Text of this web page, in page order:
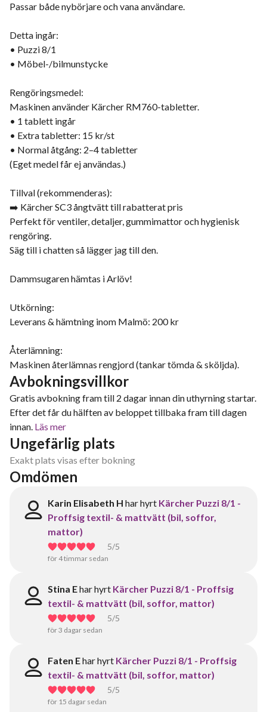
Passar både nybörjare och vana användare.
Detta ingår:
• Puzzi 8/1
• Möbel-/bilmunstycke
Rengöringsmedel:
Maskinen använder Kärcher RM760-tabletter.
• 1 tablett ingår
• Extra tabletter: 15 kr/st
• Normal åtgång: 2–4 tabletter
(Eget medel får ej användas.)
Tillval (rekommenderas):
➡️ Kärcher SC3 ångtvätt till rabatterat pris
Perfekt för ventiler, detaljer, gummimattor och hygienisk
rengöring.
Säg till i chatten så lägger jag till den.
Dammsugaren hämtas i Arlöv!
Utkörning:
Leverans & hämtning inom Malmö: 200 kr
Återlämning:
Maskinen återlämnas rengjord (tankar tömda & sköljda).
Avbokningsvillkor
Gratis avbokning fram till 2 dagar innan din uthyrning startar.
Efter det får du hälften av beloppet tillbaka fram till dagen
innan. Läs mer
Ungefärlig plats
Exakt plats visas efter bokning
Omdömen
Karin Elisabeth H har hyrt Kärcher Puzzi 8/1 -
Proffsig textil- & mattvätt (bil, soffor,
mattor)
5/5
för 4 timmar sedan
Stina Ehar hyrt Kärcher Puzzi 8/1 - Proffsig
textil- & mattvätt (bil, soffor, mattor)
5/5
för 3 dagar sedan
Faten Ehar hyrt Kärcher Puzzi 8/1 - Proffsig
textil- & mattvätt (bil, soffor, mattor)
5/5
för 15 dagar sedan